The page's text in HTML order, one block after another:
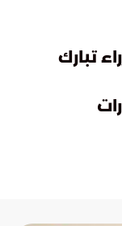
تبارك